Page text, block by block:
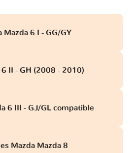
Mazda 6 I - GG/GY
6 II - GH (2008 - 2010)
6 III - GJ/GL compatible
Mazda Mazda 8